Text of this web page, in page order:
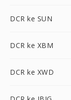
DCR ke SUN
DCR ke XBM
DCR ke XWD